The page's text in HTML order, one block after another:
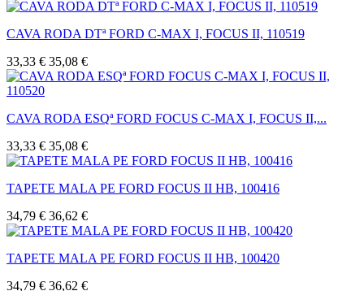
CAVA RODA DTª FORD C-MAX I, FOCUS II, 110519
33,33 € 35,08 €
CAVA RODA ESQª FORD FOCUS C-MAX I, FOCUS II,...
33,33 € 35,08 €
TAPETE MALA PE FORD FOCUS II HB, 100416
34,79 € 36,62 €
TAPETE MALA PE FORD FOCUS II HB, 100420
34,79 € 36,62 €